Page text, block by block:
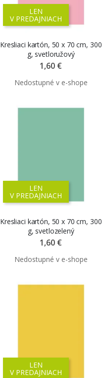
LEN
V PREDAJNIACH
Kresliaci kartón, 50 x 70 cm, 300
g, svetloružový
1,60 €
LEN
V PREDAJNIACH
Kresliaci kartón, 50 x 70 cm, 300
g, svetlozelený
1,60 €
LEN
V PREDAJNIACH